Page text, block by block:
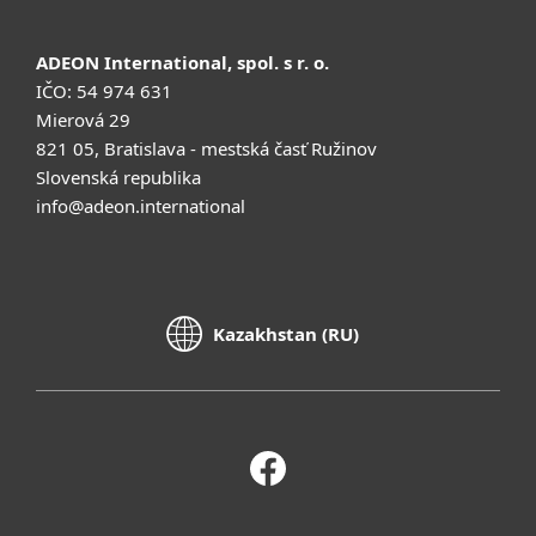
ADEON International, spol. s r. o.
IČO: 54 974 631
Mierová 29
821 05, Bratislava - mestská časť Ružinov
Slovenská republika
info@adeon.international
Kazakhstan (RU)